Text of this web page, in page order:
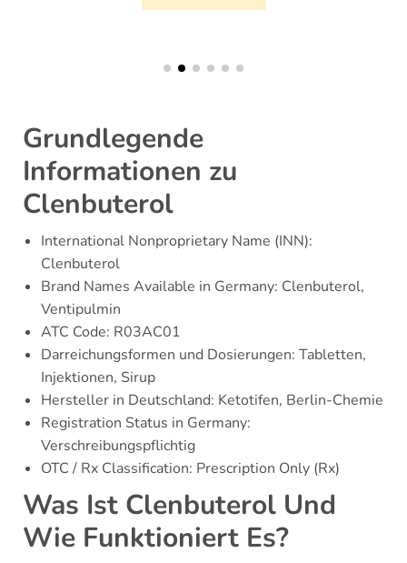
Grundlegende
Informationen zu
Clenbuterol
International Nonproprietary Name (INN):
Clenbuterol
Brand Names Available in Germany: Clenbuterol,
Ventipulmin
ATC Code: R03AC01
Darreichungsformen und Dosierungen: Tabletten,
Injektionen, Sirup
Hersteller in Deutschland: Ketotifen, Berlin-Chemie
Registration Status in Germany:
Verschreibungspflichtig
OTC / Rx Classification: Prescription Only (Rx)
Was Ist Clenbuterol Und
Wie Funktioniert Es?